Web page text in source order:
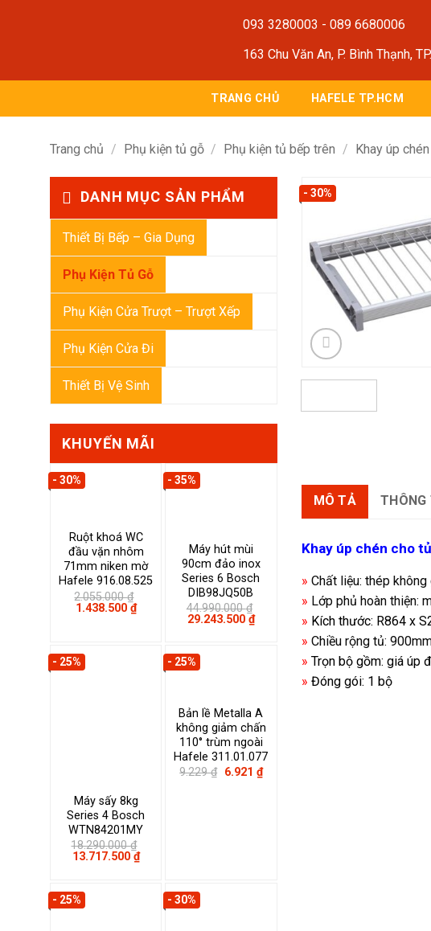
093 3280003 - 089 6680006
163 Chu Văn An, P. Bình Thạnh,
TRANG CHỦ HAFELE TP.HCM
Trang chủ / Phụ kiện tủ gỗ / Phụ kiện tủ bếp trên / Khay úp
DANH MỤC SẢN PHẨM
Thiết Bị Bếp – Gia Dụng
Phụ Kiện Tủ Gỗ
Phụ Kiện Cửa Trượt – Trượt Xếp
Phụ Kiện Cửa Đi
Thiết Bị Vệ Sinh
KHUYẾN MÃI
- 30%
Ruột khoá WC
đầu vặn nhôm
71mm niken mờ
Hafele 916.08.525
2.055.000₫
Giá
1.438.500 ₫Giá
hiện
1.438.500 ₫.
- 35%
Máy hút mùi
90cm đảo inox
Series 6 Bosch
DIB98JQ50B
44.990.000₫
Giá
44.990.000 ₫.
29.243.500 ₫Giá
hiện
29.243.500 ₫.
- 25%
Máy sấy 8kg
Series 4 Bosch
WTN84201MY
18.290.000₫
Giá
18.290.000 ₫.
13.717.500 ₫Giá
hiện
13.717.500 ₫.
- 25%
Bản lề Metalla A
không giảm chấn
110° trùm ngoài
Hafele 311.01.077
9.229₫ Giá
6.921 ₫Giá
hiện
- 25% - 30%
- 30%
MÔ TẢ THÔNG
Khay úp chén cho
» Chất liệu: thép
» Lớp phủ hoàn thiện:
» Kích thước: R864 x
» Chiều rộng tủ:
» Trọn bộ gồm: giá úp
» Đóng gói: 1 bộ